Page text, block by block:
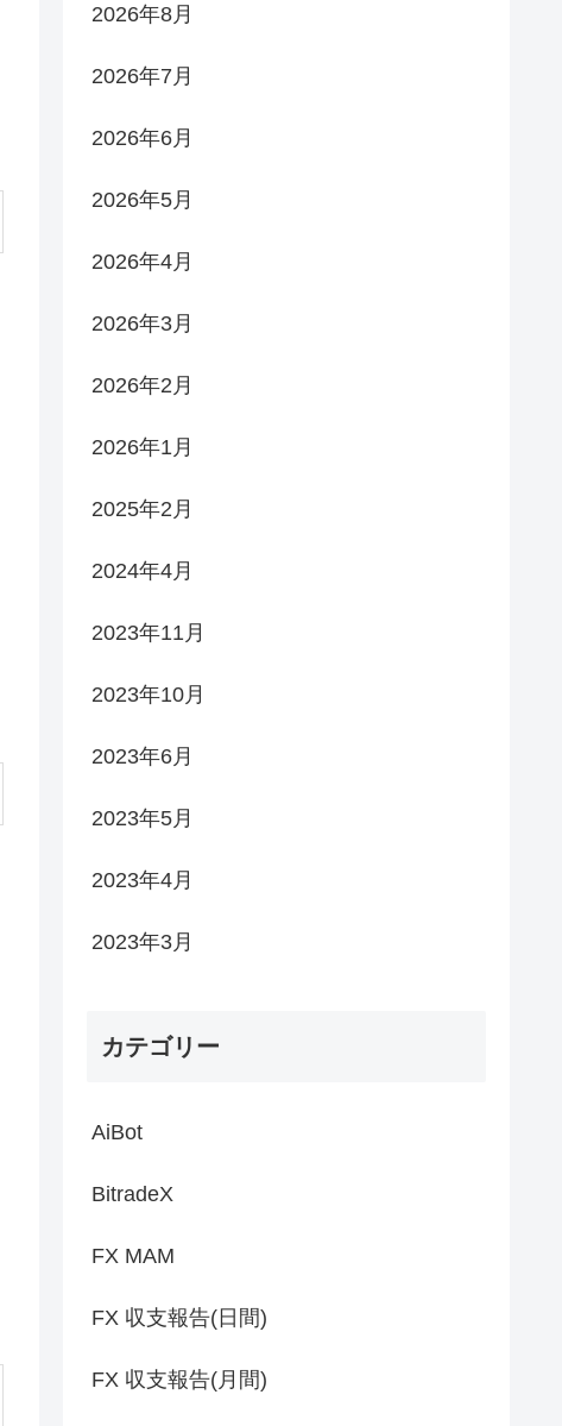
2026年8月
2026年7月
2026年6月
2026年5月
2026年4月
2026年3月
2026年2月
2026年1月
2025年2月
2024年4月
2023年11月
2023年10月
2023年6月
2023年5月
2023年4月
2023年3月
カテゴリー
AiBot
BitradeX
FX MAM
FX 収支報告(日間)
FX 収支報告(月間)